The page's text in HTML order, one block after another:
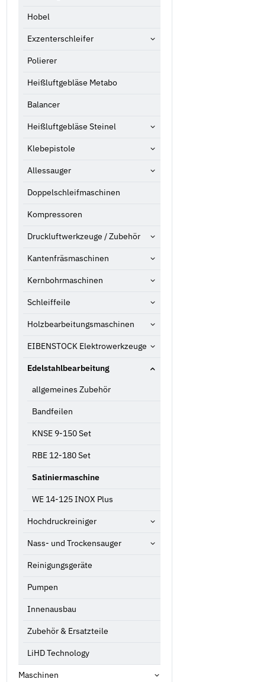
Hobel
Exzenterschleifer
Polierer
Heißluftgebläse Metabo
Balancer
Heißluftgebläse Steinel
Klebepistole
Allessauger
Doppelschleifmaschinen
Kompressoren
Druckluftwerkzeuge / Zubehör
Kantenfräsmaschinen
Kernbohrmaschinen
Schleiffeile
Holzbearbeitungsmaschinen
EIBENSTOCK Elektrowerkzeuge
Edelstahlbearbeitung
allgemeines Zubehör
Bandfeilen
KNSE 9-150 Set
RBE 12-180 Set
Satiniermaschine
WE 14-125 INOX Plus
Hochdruckreiniger
Nass- und Trockensauger
Reinigungsgeräte
Pumpen
Innenausbau
Zubehör & Ersatzteile
LiHD Technology
Maschinen